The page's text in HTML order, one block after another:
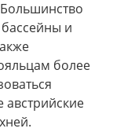
и
более